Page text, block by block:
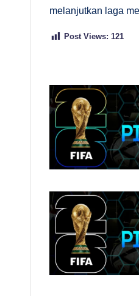
melanjutkan laga
Post Views: 121